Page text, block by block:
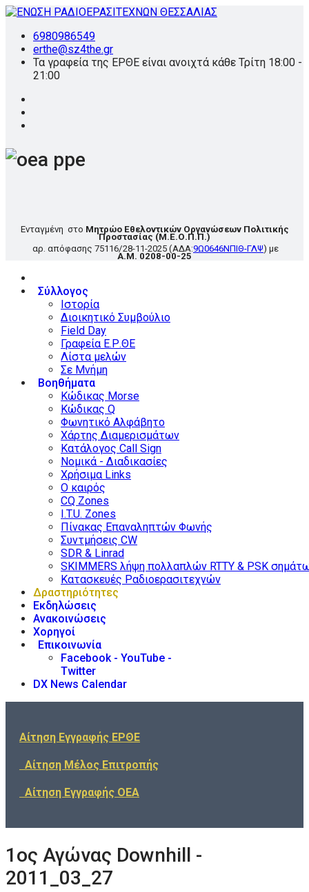
6980986549
erthe@sz4the.gr
Τα γραφεία της ΕΡΘΕ είναι ανοιχτά κάθε Τρίτη 18:00 -
21:00
Ενταγμένη στο Μητρώο Εθελοντικών Οργανώσεων Πολιτικής
Προστασίας (Μ.Ε.Ο.Π.Π.)
αρ. απόφασης 75116/28-11-2025 (ΑΔΑ:9Ω0646ΝΠΙΘ-ΓΛΨ) με
Α.Μ. 0208-00-25
Σύλλογος
Ιστορία
Διοικητικό Συμβούλιο
Field Day
Γραφεία Ε.Ρ.ΘΕ
Λίστα μελών
Σε Μνήμη
Βοηθήματα
Κώδικας Morse
Κώδικας Q
Φωνητικό Αλφάβητο
Χάρτης Διαμερισμάτων
Κατάλογος Call Sign
Νομικά - Διαδικασίες
Χρήσιμα Links
Ο καιρός
CQ Zones
I.T.U. Zones
Πίνακας Επαναληπτών Φωνής
Συντμήσεις CW
SDR & Linrad
SKIMMERS λήψη πολλαπλών RTTY & PSK
Κατασκευές Ραδιοερασιτεχνών
Δραστηριότητες
Εκδηλώσεις
Ανακοινώσεις
Χορηγοί
Επικοινωνία
Facebook - YouTube -
Twitter
DX News Calendar
Αίτηση Εγγραφής ΕΡΘΕ
Αίτηση Μέλος Επιτροπής
Αίτηση Εγγραφής ΟΕΑ
1ος Αγώνας Downhill -
2011_03_27